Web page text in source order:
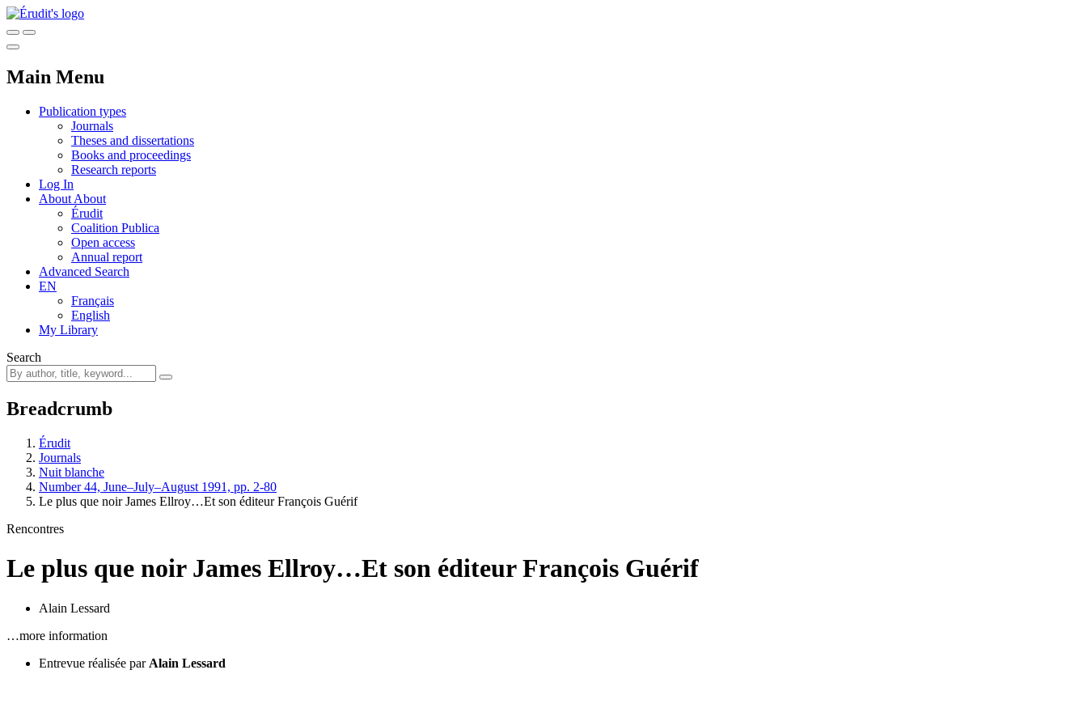
Main Menu
Publication types
Journals
Theses and dissertations
Books and proceedings
Research reports
Log In
About About
Érudit
Coalition Publica
Open access
Annual report
Advanced Search
EN
Français
English
My Library
Search
Breadcrumb
Érudit
Journals
Nuit blanche
Number 44, June–July–August 1991, pp. 2-80
Le plus que noir James Ellroy…Et son éditeur François Guérif
Rencontres
Le plus que noir James Ellroy…Et son éditeur François Guérif
Alain Lessard
…more information
Entrevue réalisée par Alain Lessard